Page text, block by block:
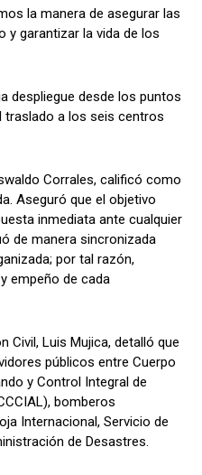
la manera de asegurar las
y garantizar la vida de los
despliegue desde los puntos
traslado a los seis centros
Corrales, calificó como
Aseguró que el objetivo
inmediata ante cualquier
de manera sincronizada
por tal razón,
empeño de cada
Civil, Luis Mujica, detalló que
públicos entre Cuerpo
y Control Integral de
bomberos
Internacional, Servicio de
de Desastres.